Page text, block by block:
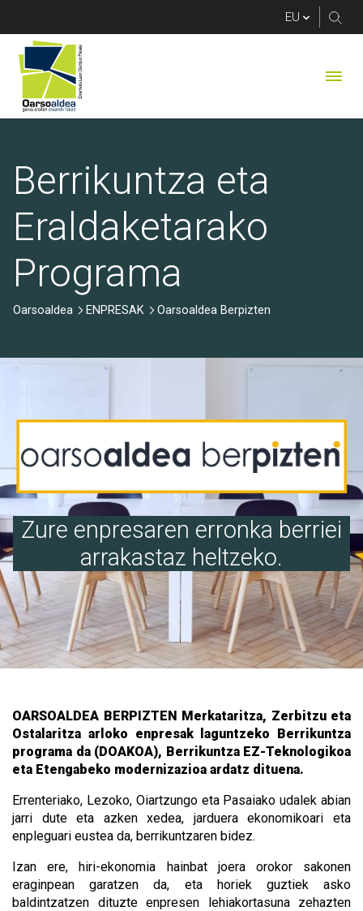
Berrikuntza eta
Eraldaketarako
Programa
Oarsoaldea ENPRESAK Oarsoaldea Berpizten
Zure enpresaren erronka berriei
arrakastaz heltzeko.
OARSOALDEA BERPIZTEN Merkataritza, Zerbitzu eta
Ostalaritza arloko enpresak laguntzeko Berrikuntza
programa da (DOAKOA), Berrikuntza EZ-Teknologikoa
eta Etengabeko modernizazioa ardatz dituena.
Errenteriako, Lezoko, Oiartzungo eta Pasaiako udalek abian
jarri dute eta azken xedea, jarduera ekonomikoari eta
enpleguari eustea da, berrikuntzaren bidez.
Izan ere, hiri-ekonomia hainbat joera orokor sakonen
eraginpean garatzen da, eta horiek guztiek asko
baldintzatzen dituzte enpresen lehiakortasuna zehazten